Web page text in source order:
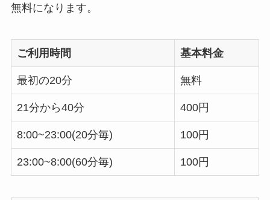
無料になります。
ご利用時間 基本料金
最初の20分 無料
21分から40分 400円
8:00~23:00(20分毎) 100円
23:00~8:00(60分毎) 100円